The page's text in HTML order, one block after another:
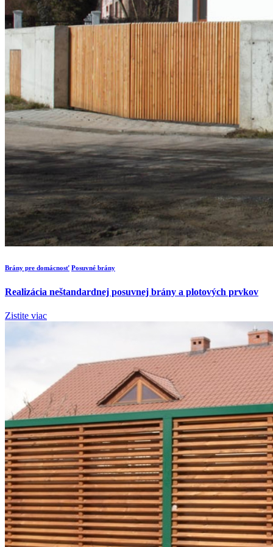
Brány pre domácnosť Posuvné brány
Realizácia neštandardnej posuvnej brány a plotových prvkov
Zistite viac